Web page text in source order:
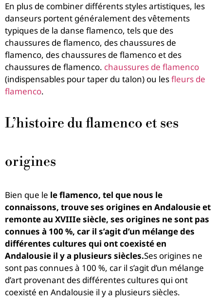
En plus de combiner différents styles artistiques, les
danseurs portent généralement des vêtements
typiques de la danse flamenco, tels que des
chaussures de flamenco, des chaussures de
flamenco, des chaussures de flamenco et des
chaussures de flamenco. chaussures de flamenco
(indispensables pour taper du talon) ou lesfleurs de
flamenco.
L’histoire du flamenco et ses
origines
Bien que le le flamenco, tel que nous le
connaissons, trouve ses origines en Andalousie et
remonte au XVIIIe siècle, ses origines ne sont pas
connues à 100 %, car il s’agit d’un mélange des
différentes cultures qui ont coexisté en
Andalousie il y a plusieurs siècles.Ses origines ne
sont pas connues à 100 %, car il s’agit d’un mélange
d’art provenant des différentes cultures qui ont
coexisté en Andalousie il y a plusieurs siècles.